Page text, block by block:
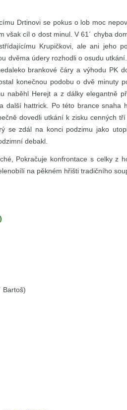
Drtinovi se pokus o lob moc
však cíl o dost minul. V 61´ chyba
Krupičkovi, ale ani jeho
dvěma údery rozhodli o osudu utkání.
brankové čáry a výhodu PK
konečnou podobu o dvě minuty
naběhl Herejt a z dálky elegantně
další hattrick. Po této brance snaha
dovedli utkání k zisku cenných tří
se zdál na konci podzimu jako
debakl.
Pokračuje konfrontace s celky z
na pěkném hřišti tradičního
Bartoš)